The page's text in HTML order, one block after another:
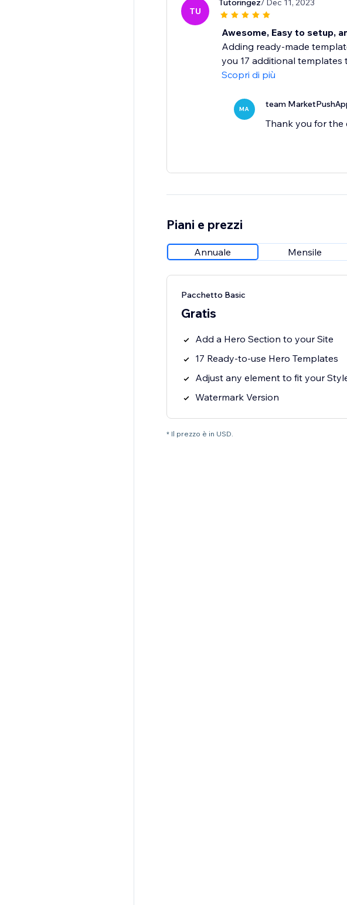
TU
Tutoringez/ Dec 11, 2023
Awesome, Easy to setup,
Adding ready-made
you 17 additional templates
Scopri di più
MA team
Thank you for
Piani e prezzi
Annuale Mensile
Pacchetto Basic
Gratis
Add a Hero Section to your Site
17 Ready-to-use Hero Templates
Adjust any element to fit your
Watermark Version
* Il prezzo è in USD.